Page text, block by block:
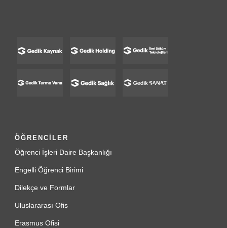
ÖĞRENCİLER
Öğrenci İşleri Daire Başkanlığı
Engelli Öğrenci Birimi
Dilekçe ve Formlar
Uluslararası Ofis
Erasmus Ofisi